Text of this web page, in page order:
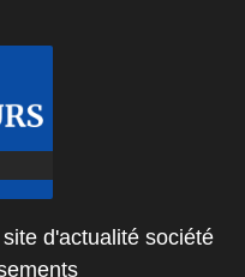
d'actualité société